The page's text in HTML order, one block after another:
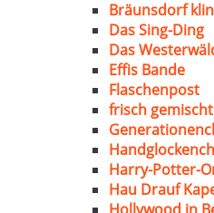
Bräunsdorf
Das Sing-Ding
Das
Effis Bande
Flaschenpost
frisch
Harry-Potter-
Hau Drauf